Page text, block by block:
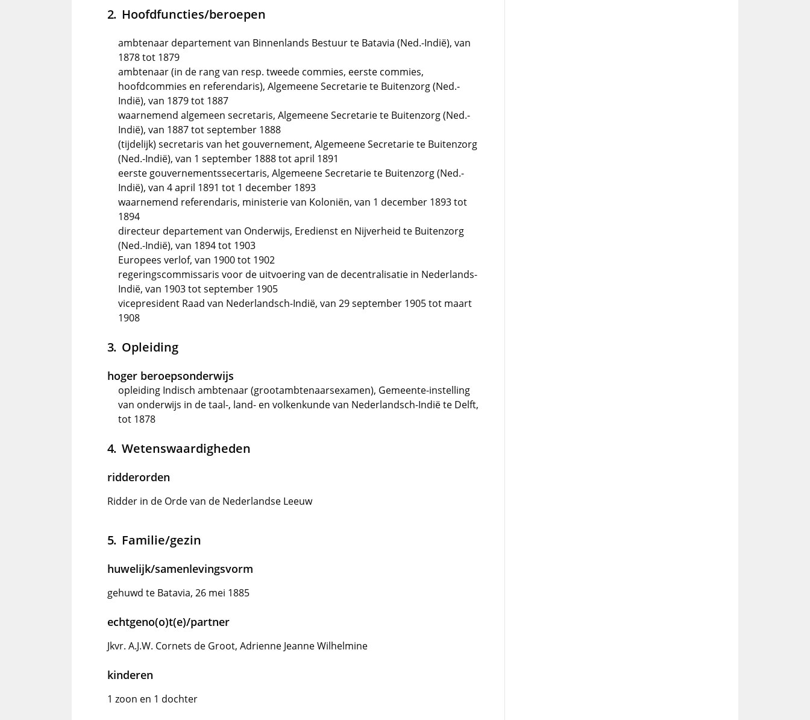
Hoofdfuncties/beroepen
ambtenaar departement van Binnenlands Bestuur te Batavia (Ned.-Indië), van
1878 tot 1879
ambtenaar (in de rang van resp. tweede commies, eerste commies,
hoofdcommies en referendaris), Algemeene Secretarie te Buitenzorg (Ned.-
Indië), van 1879 tot 1887
waarnemend algemeen secretaris, Algemeene Secretarie te Buitenzorg (Ned.-
Indië), van 1887 tot september 1888
(tijdelijk) secretaris van het gouvernement, Algemeene Secretarie te Buitenzorg
(Ned.-Indië), van 1 september 1888 tot april 1891
eerste gouvernementssecertaris, Algemeene Secretarie te Buitenzorg (Ned.-
Indië), van 4 april 1891 tot 1 december 1893
waarnemend referendaris, ministerie van Koloniën, van 1 december 1893 tot
1894
directeur departement van Onderwijs, Eredienst en Nijverheid te Buitenzorg
(Ned.-Indië), van 1894 tot 1903
Europees verlof, van 1900 tot 1902
regeringscommissaris voor de uitvoering van de decentralisatie in Nederlands-
Indië, van 1903 tot september 1905
vicepresident Raad van Nederlandsch-Indië, van 29 september 1905 tot maart
1908
Opleiding
hoger beroepsonderwijs
opleiding Indisch ambtenaar (grootambtenaarsexamen), Gemeente-instelling
van onderwijs in de taal-, land- en volkenkunde van Nederlandsch-Indië te Delft,
tot 1878
Wetenswaardigheden
ridderorden
Ridder in de Orde van de Nederlandse Leeuw
Familie/gezin
huwelijk/samenlevingsvorm
gehuwd te Batavia, 26 mei 1885
echtgeno(o)t(e)/partner
Jkvr. A.J.W. Cornets de Groot, Adrienne Jeanne Wilhelmine
kinderen
1 zoon en 1 dochter